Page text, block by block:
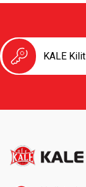
KALE Kilit